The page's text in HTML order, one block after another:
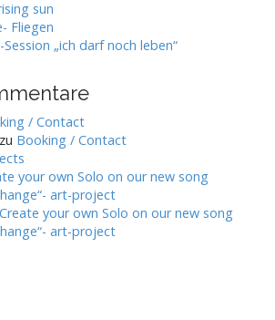
sun
Fliegen
„ich darf noch leben“
/ Contact
zu Booking / Contact
your own Solo on our new song
art-project
Create your own Solo on our new song
art-project